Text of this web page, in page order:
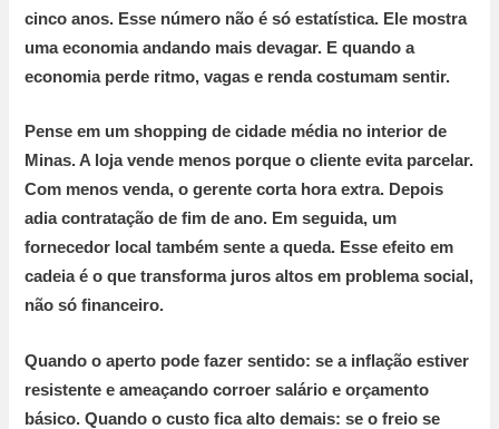
cinco anos. Esse número não é só estatística. Ele mostra
uma economia andando mais devagar. E quando a
economia perde ritmo, vagas e renda costumam sentir.
Pense em um shopping de cidade média no interior de
Minas. A loja vende menos porque o cliente evita parcelar.
Com menos venda, o gerente corta hora extra. Depois
adia contratação de fim de ano. Em seguida, um
fornecedor local também sente a queda. Esse efeito em
cadeia é o que transforma juros altos em problema social,
não só financeiro.
Quando o aperto pode fazer sentido: se a inflação estiver
resistente e ameaçando corroer salário e orçamento
básico.Quando o custo fica alto demais: se o freio se